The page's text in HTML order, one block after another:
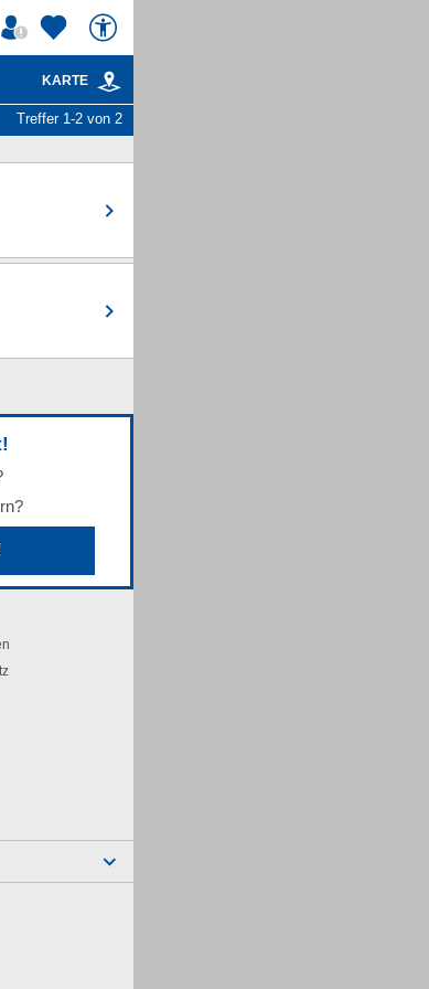
KARTE
Treffer 1-2 von 2